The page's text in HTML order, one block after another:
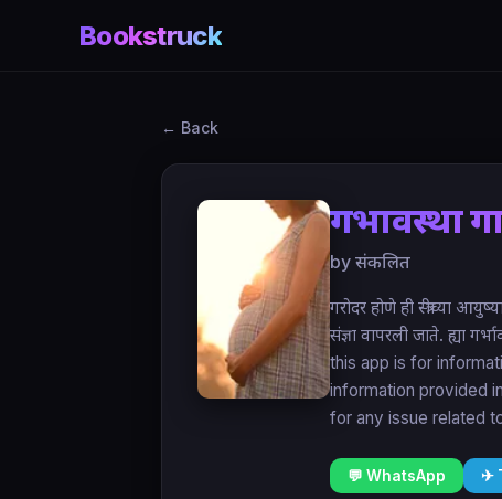
Bookstruck
← Back
गर्भावस्था
by संकलित
गरोदर होणे ही स्त्रीच्या
संज्ञा वापरली जाते. ह्या
this app is for
information provided
for any issue related
💬 WhatsApp ✈